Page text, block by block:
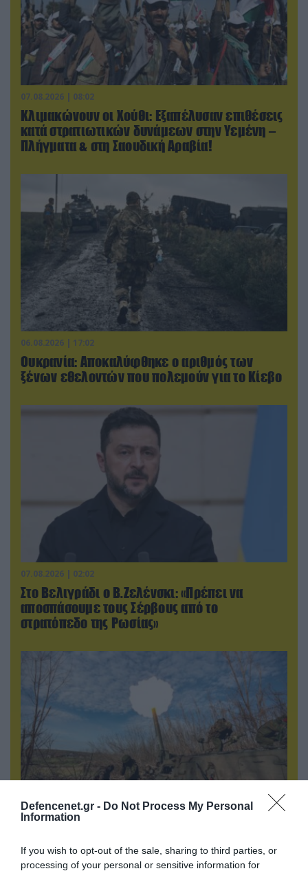
Defencenet.gr - Do Not Process My Personal
Information
If you wish to opt-out of the sale, sharing to third parties, or
processing of your personal or sensitive information for
07.08.2026 | 08:02
Κλιμακώνουν οι Χούθι: Eξαπέλυσαν επιθέσεις
κατά στρατιωτικών δυνάμεων στην Υεμένη –
Πλήγματα & στη Σαουδική Αραβία!
06.08.2026 | 17:02
Ουκρανία: Αποκαλύφθηκε ο αριθμός των
ξένων εθελοντών που πολεμούν για το Κίεβο
07.08.2026 | 02:02
Στο Βελιγράδι ο Β.Ζελένσκι: «Πρέπει να
αποσπάσουμε τους Σέρβους από το
στρατόπεδο της Ρωσίας»
07.08.2026 | 08:02
από Σλαβιάνσκ και Κραματόρσκ στο Ντονέτσκ